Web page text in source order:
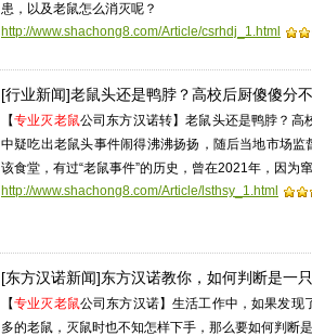
患，以及老鼠怎么消灭呢？
http://www.shachong8.com/Article/csrhdj_1.html
[行业新闻]老鼠头还是鸭脖？高校后厨傻傻分
【专业灭老鼠公司东方汉诺转】老鼠头还是鸭脖？高
中疑吃出老鼠头事件闹得沸沸扬扬，随后当地市场监
该食堂，有过“老鼠事件”的历史，曾在2021年，因为
http://www.shachong8.com/Article/lsthsy_1.html
[东方汉诺新闻]东方汉诺教你，如何判断是一
【专业灭老鼠公司东方汉诺】生活工作中，如果发现
多的老鼠，灭鼠时也不知怎样下手，那么要如何判断